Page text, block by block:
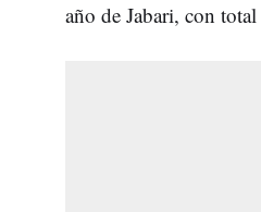
año de Jabari, con